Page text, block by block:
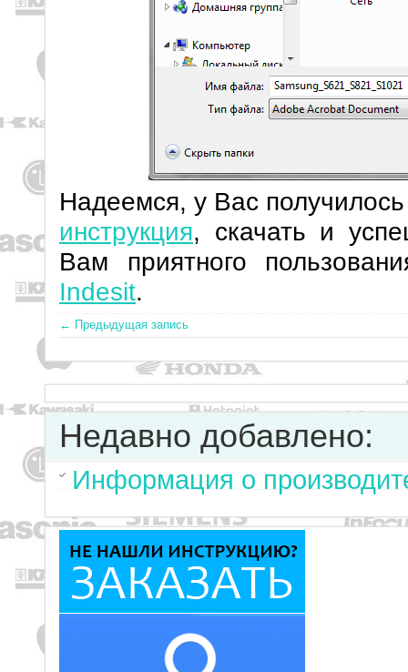
Надеемся, у Вас
инструкция, скачать и
Вам приятного
Indesit.
← Предыдущая запись
Недавно добавлено:
Информация о